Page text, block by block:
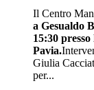
Il Centro
a Gesualdo
15:30
Pavia.
Giulia
per...